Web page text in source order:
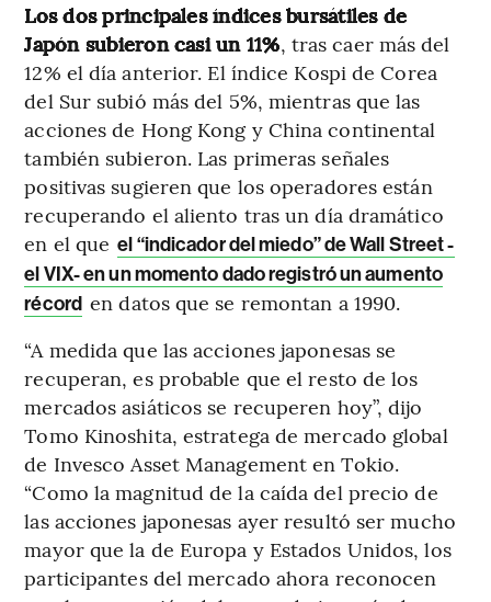
Los dos principales índices bursátiles de
Japón subieron casi un 11%, tras caer más del
12% el día anterior. El índice Kospi de Corea
del Sur subió más del 5%, mientras que las
acciones de Hong Kong y China continental
también subieron. Las primeras señales
positivas sugieren que los operadores están
recuperando el aliento tras un día dramático
en el que el “indicador del miedo” de Wall Street -
el VIX- en un momento dado registró un aumento
récord en datos que se remontan a 1990.
“A medida que las acciones japonesas se
recuperan, es probable que el resto de los
mercados asiáticos se recuperen hoy”, dijo
Tomo Kinoshita, estratega de mercado global
de Invesco Asset Management en Tokio.
“Como la magnitud de la caída del precio de
las acciones japonesas ayer resultó ser mucho
mayor que la de Europa y Estados Unidos, los
participantes del mercado ahora reconocen